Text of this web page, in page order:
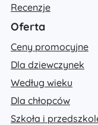
Recenzje
Oferta
Ceny promocyjne
Dla dziewczynek
Według wieku
Dla chłopców
Szkoła i